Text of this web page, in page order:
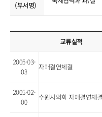
(부서명)
교류실적
2005-03-
03
자매결연체결
2005-02-
00
수원시의회 자매결연체